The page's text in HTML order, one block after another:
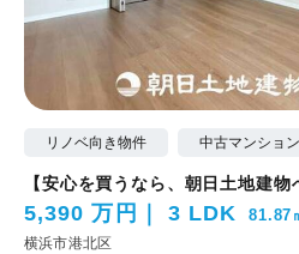
リノベ向き物件 中古マンション
【安心を買うなら、朝日土地建物
5,390 万円 3 LDK 81.87
横浜市港北区